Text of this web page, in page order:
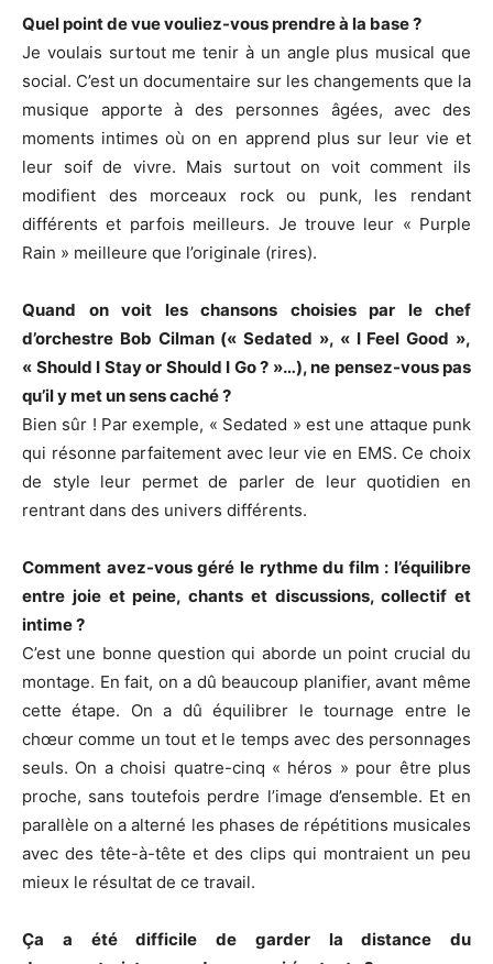
Quel point de vue vouliez-vous prendre à la base ?
Je voulais surtout me tenir à un angle plus musical que
social. C’est un documentaire sur les changements que la
musique apporte à des personnes âgées, avec des
moments intimes où on en apprend plus sur leur vie et
leur soif de vivre. Mais surtout on voit comment ils
modifient des morceaux rock ou punk, les rendant
différents et parfois meilleurs. Je trouve leur « Purple
Rain » meilleure que l’originale (rires).
Quand on voit les chansons choisies par le chef
d’orchestre Bob Cilman (« Sedated », « I Feel Good »,
« Should I Stay or Should I Go ? »…), ne pensez-vous pas
qu’il y met un sens caché ?
Bien sûr ! Par exemple, « Sedated » est une attaque punk
qui résonne parfaitement avec leur vie en EMS. Ce choix
de style leur permet de parler de leur quotidien en
rentrant dans des univers différents.
Comment avez-vous géré le rythme du film : l’équilibre
entre joie et peine, chants et discussions, collectif et
intime ?
C’est une bonne question qui aborde un point crucial du
montage. En fait, on a dû beaucoup planifier, avant même
cette étape. On a dû équilibrer le tournage entre le
chœur comme un tout et le temps avec des personnages
seuls. On a choisi quatre-cinq « héros » pour être plus
proche, sans toutefois perdre l’image d’ensemble. Et en
parallèle on a alterné les phases de répétitions musicales
avec des tête-à-tête et des clips qui montraient un peu
mieux le résultat de ce travail.
Ça a été difficile de garder la distance du